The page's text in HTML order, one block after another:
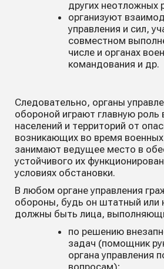
других неотложных
организуют
управления и сил,
совместном
числе и органах
командования и др.
Следовательно, органы
обороной играют главную роль
населений и территорий от
возникающих во время
занимают ведущее место в
устойчивого их
условиях обстановки.
В любом органе управления
обороны, будь он штатный или
должны быть лица,
по решению
задач (помощник
органа управления
вопросам);